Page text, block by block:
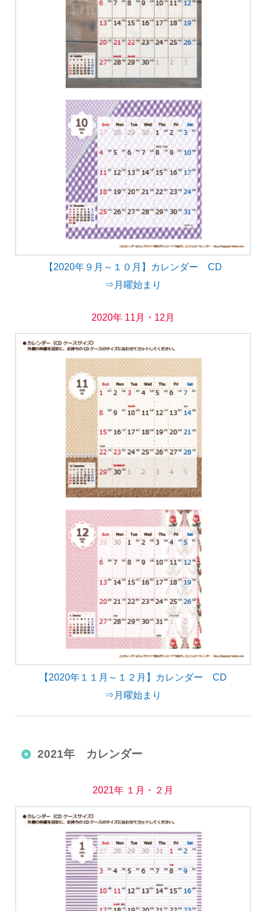
【2020年９月～１０月】カレンダー CD
⇒月曜始まり
2020年 11月・12月
【2020年１１月～１２月】カレンダー CD
⇒月曜始まり
2021年 カレンダー
2021年 １月・２月